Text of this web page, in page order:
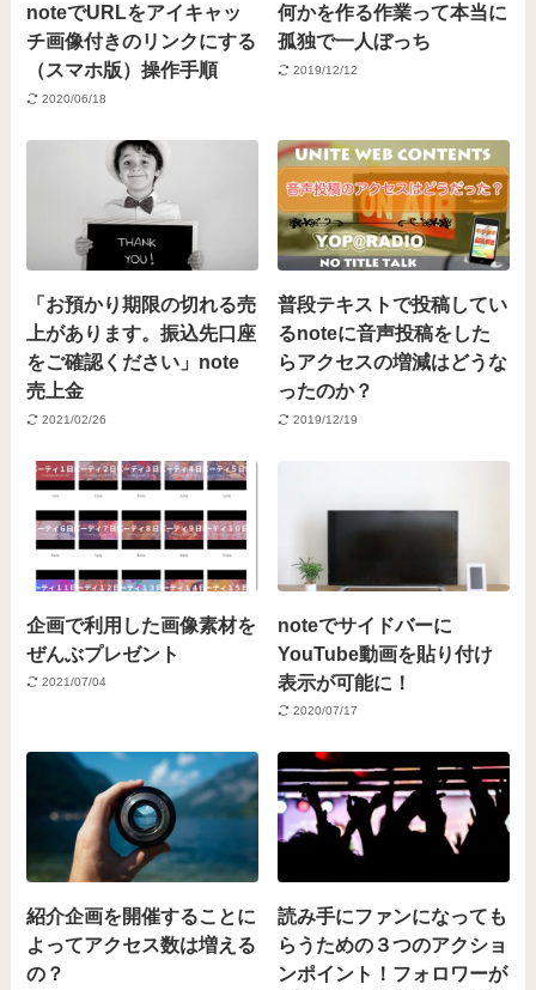
noteでURLをアイキャッ
チ画像付きのリンクにする
（スマホ版）操作手順
2020/06/18
何かを作る作業って本当に
孤独で一人ぼっち
2019/12/12
「お預かり期限の切れる売
上があります。振込先口座
をご確認ください」note
売上金
2021/02/26
普段テキストで投稿してい
るnoteに音声投稿をした
らアクセスの増減はどうな
ったのか？
2019/12/19
企画で利用した画像素材を
ぜんぶプレゼント
2021/07/04
noteでサイドバーに
YouTube動画を貼り付け
表示が可能に！
2020/07/17
紹介企画を開催することに
よってアクセス数は増える
の？
読み手にファンになっても
らうための３つのアクショ
ンポイント！フォロワーが